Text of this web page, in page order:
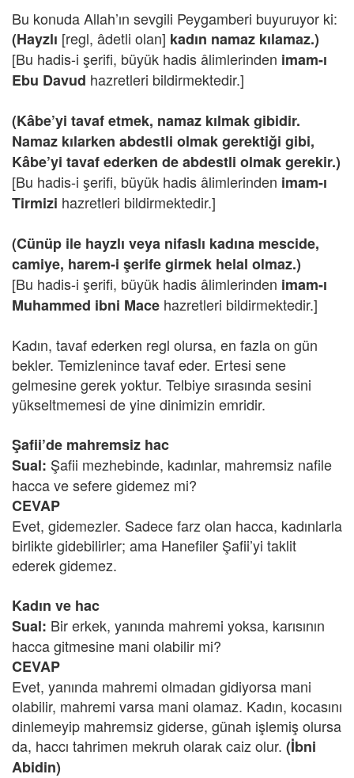
Bu konuda Allah’ın sevgili Peygamberi buyuruyor ki:
(Hayzlı [regl, âdetli olan] kadın namaz kılamaz.)
[Bu hadis-i şerifi, büyük hadis âlimlerinden imam-ı
Ebu Davud hazretleri bildirmektedir.]
(Kâbe’yi tavaf etmek, namaz kılmak gibidir.
Namaz kılarken abdestli olmak gerektiği gibi,
Kâbe’yi tavaf ederken de abdestli olmak gerekir.)
[Bu hadis-i şerifi, büyük hadis âlimlerinden imam-ı
Tirmizi hazretleri bildirmektedir.]
(Cünüp ile hayzlı veya nifaslı kadına mescide,
camiye, harem-i şerife girmek helal olmaz.)
[Bu hadis-i şerifi, büyük hadis âlimlerinden imam-ı
Muhammed ibni Mace hazretleri bildirmektedir.]
Kadın, tavaf ederken regl olursa, en fazla on gün
bekler. Temizlenince tavaf eder. Ertesi sene
gelmesine gerek yoktur. Telbiye sırasında sesini
yükseltmemesi de yine dinimizin emridir.
Şafii’de mahremsiz hac
Sual: Şafii mezhebinde, kadınlar, mahremsiz nafile
hacca ve sefere gidemez mi?
CEVAP
Evet, gidemezler. Sadece farz olan hacca, kadınlarla
birlikte gidebilirler; ama Hanefiler Şafii’yi taklit
ederek gidemez.
Kadın ve hac
Sual: Bir erkek, yanında mahremi yoksa, karısının
hacca gitmesine mani olabilir mi?
CEVAP
Evet, yanında mahremi olmadan gidiyorsa mani
olabilir, mahremi varsa mani olamaz. Kadın, kocasını
dinlemeyip mahremsiz giderse, günah işlemiş olursa
da, haccı tahrimen mekruh olarak caiz olur. (İbni
Abidin)